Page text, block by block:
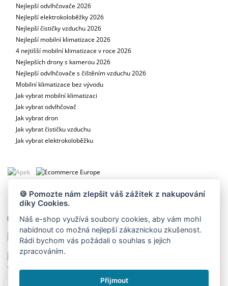
Nejlepší odvlhčovače 2026
Nejlepší elektrokoloběžky 2026
Nejlepší čističky vzduchu 2026
Nejlepší mobilní klimatizace 2026
4 nejtišší mobilní klimatizace v roce 2026
Nejlepších drony s kamerou 2026
Nejlepší odvlhčovače s čištěním vzduchu 2026
Mobilní klimatizace bez vývodu
Jak vybrat mobilní klimatizaci
Jak vybrat odvlhčovač
Jak vybrat dron
Jak vybrat čističku vzduchu
Jak vybrat elektrokoloběžku
www.vzdusin.cz www.aerium.sk
www.aerium.hu www.aeriumshop.nl
www.aeriumshop.ro
🍪 Pomozte nám zlepšit váš zážitek z nakupování
díky Cookies.
Náš e-shop využívá soubory cookies, aby vám mohl
nabídnout co možná nejlepší zákaznickou zkušenost.
Rádi bychom vás požádali o souhlas s jejich
zpracováním.
Přijmout